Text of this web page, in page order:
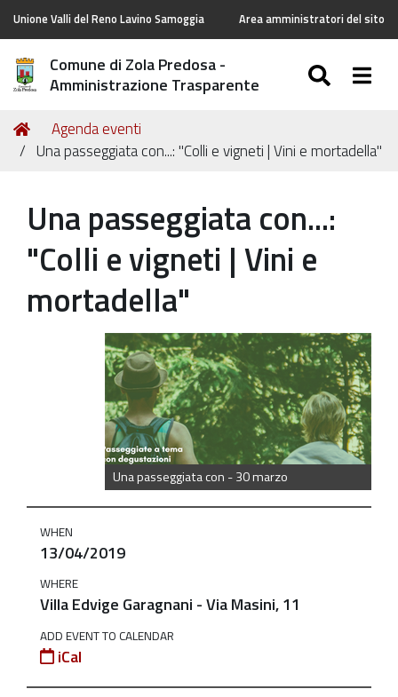
Unione Valli del Reno Lavino Samoggia Area amministratori del sito
Comune di Zola Predosa -
Amministrazione Trasparente
Tu
sei
Home
Agenda eventi
Una passeggiata con...: "Colli e vigneti | Vini e mortadella"
Una passeggiata con...:
"Colli e vigneti | Vini e
mortadella"
Una passeggiata con - 30 marzo
https://old.comune.zolapredosa.bo.it/events/
passeggiata
vigneti
Vini
mortadella"
2019-
WHEN
13/04/2019
WHERE
Villa Edvige Garagnani - Via Masini, 11
ADD EVENT TO CALENDAR
iCal